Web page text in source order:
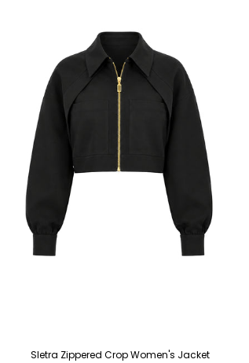
Sletra Zippered Crop Women's Jacket